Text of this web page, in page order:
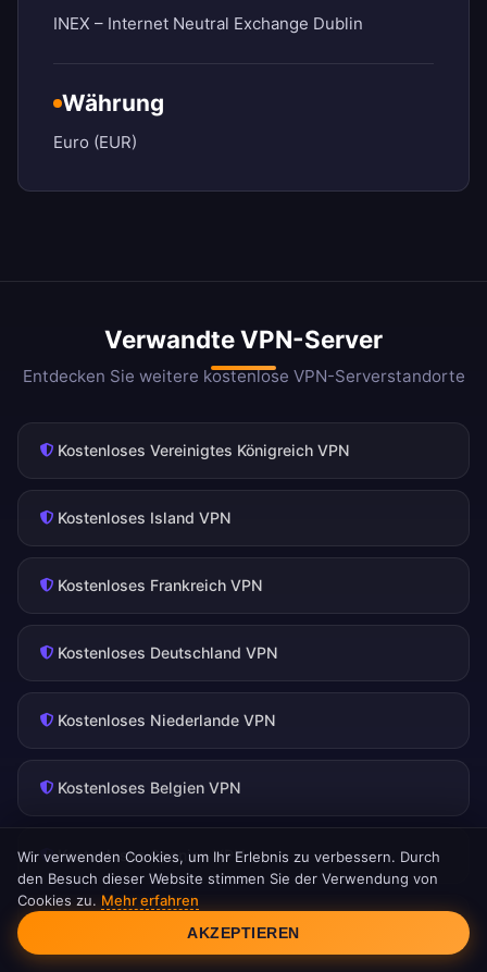
INEX – Internet Neutral Exchange Dublin
Währung
Euro (EUR)
Verwandte VPN-Server
Entdecken Sie weitere kostenlose VPN-Serverstandorte
Kostenloses Vereinigtes Königreich VPN
Kostenloses Island VPN
Kostenloses Frankreich VPN
Kostenloses Deutschland VPN
Kostenloses Niederlande VPN
Kostenloses Belgien VPN
Kostenloses Spanien VPN
Cookie-Einwilligung
Wir verwenden Cookies, um Ihr Erlebnis zu verbessern. Durch
den Besuch dieser Website stimmen Sie der Verwendung von
Cookies zu. Mehr erfahren
AKZEPTIEREN